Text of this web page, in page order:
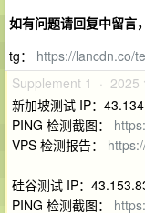
如有问题请回复中留言
tg： https://lancdn.co/
Supplement 1 · 2025
新加坡测试 IP：
PING 检测截图：
VPS 检测报告：
硅谷测试 IP：
PING 检测截图：